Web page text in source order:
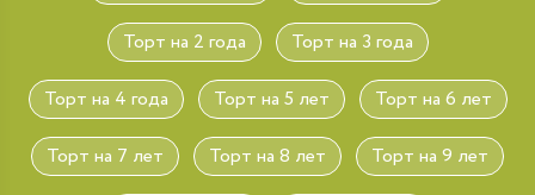
Торт на 2 года Торт на 3 года
Торт на 4 года Торт на 5 лет Торт на 6 лет
Торт на 7 лет Торт на 8 лет Торт на 9 лет